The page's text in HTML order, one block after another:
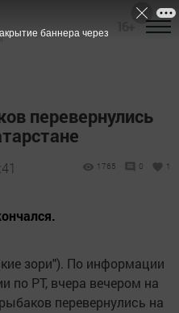
перевернулись
1765 0 1
зори"). По информации
по РТ, вчера вечером на
перевернулись на
баннера через